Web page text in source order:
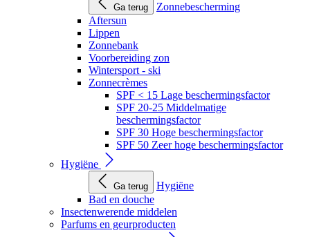
Ga terug
Zonnebescherming
Aftersun
Lippen
Zonnebank
Voorbereiding zon
Wintersport - ski
Zonnecrèmes
SPF < 15 Lage beschermingsfactor
SPF 20-25 Middelmatige
beschermingsfactor
SPF 30 Hoge beschermingsfactor
SPF 50 Zeer hoge beschermingsfactor
Hygiëne
Ga terug
Hygiëne
Bad en douche
Insectenwerende middelen
Parfums en geurproducten